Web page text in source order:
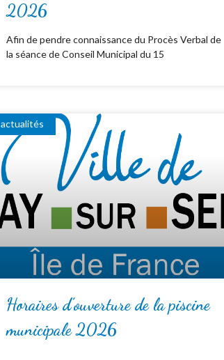
2026
Afin de pendre connaissance du Procès Verbal de
la séance de Conseil Municipal du 15
actualités
Horaires d’ouverture de la piscine
municipale 2026